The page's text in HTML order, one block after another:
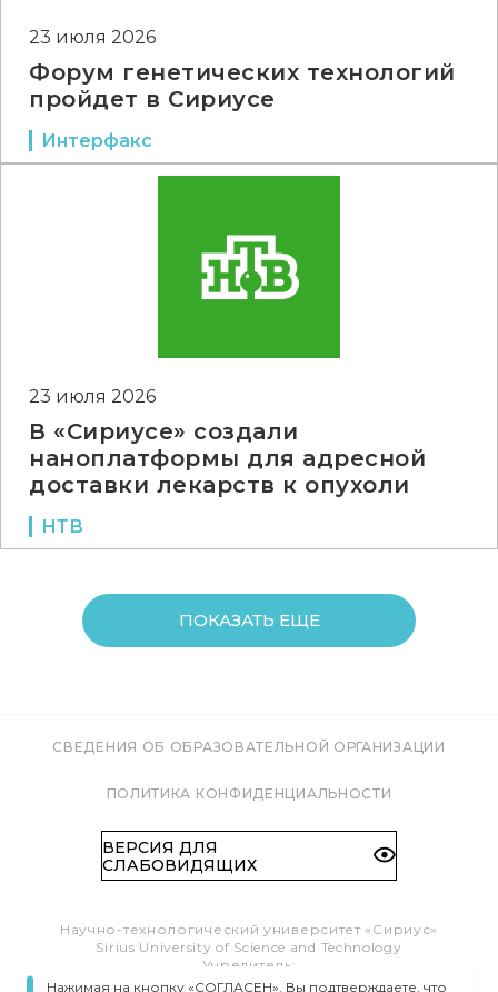
23 июля 2026
Форум генетических технологий
пройдет в Сириусе
Интерфакс
23 июля 2026
В «Сириусе» создали
наноплатформы для адресной
доставки лекарств к опухоли
НТВ
ПОКАЗАТЬ ЕЩЕ
СВЕДЕНИЯ ОБ ОБРАЗОВАТЕЛЬНОЙ ОРГАНИЗАЦИИ
ПОЛИТИКА КОНФИДЕНЦИАЛЬНОСТИ
ВЕРСИЯ ДЛЯ
СЛАБОВИДЯЩИХ
Научно-технологический университет «Сириус»
Sirius University of Science and Technology
Учредитель:
Образовательный Фонд «Талант и успех»
Нажимая на кнопку «СОГЛАСЕН», Вы подтверждаете, что